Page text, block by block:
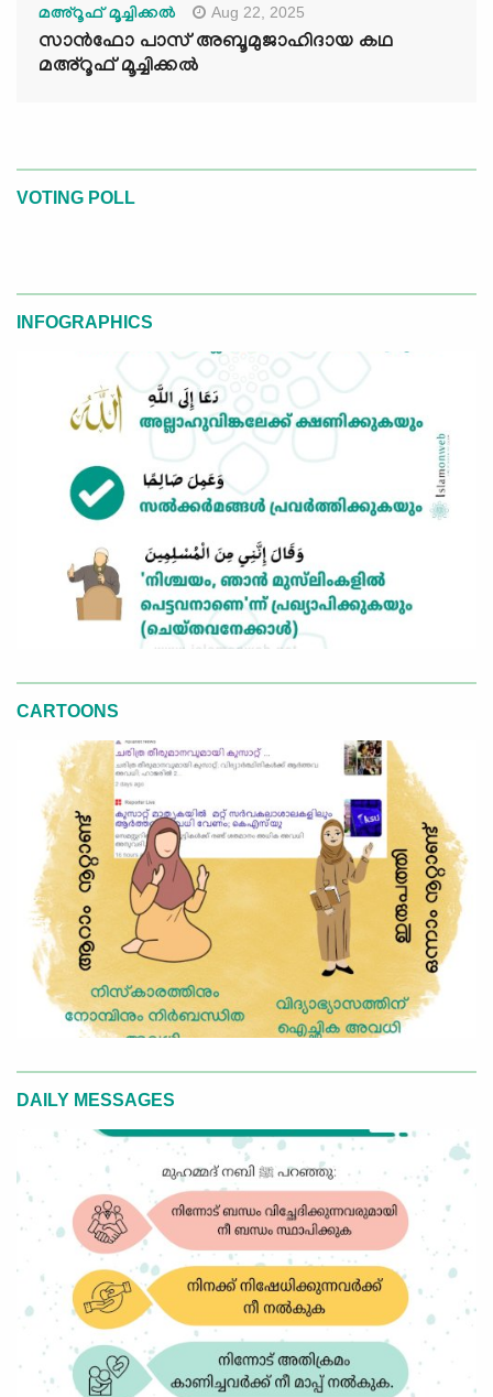
മഅ്റൂഫ് മൂച്ചിക്കല്‍ Aug 22, 2025
സാൻഫോ പാസ് അബൂമുജാഹിദായ കഥ
മഅ്റൂഫ് മൂച്ചിക്കല്‍
VOTING POLL
INFOGRAPHICS
CARTOONS
DAILY MESSAGES